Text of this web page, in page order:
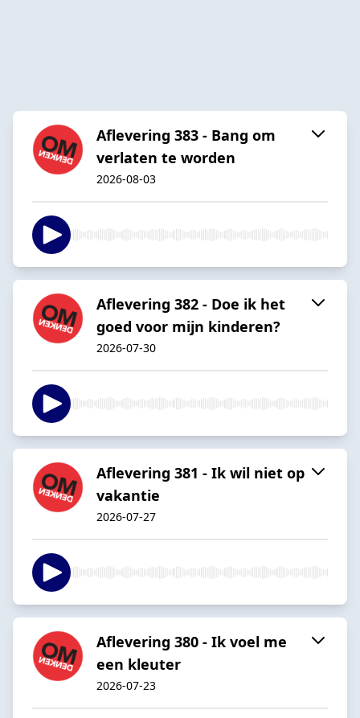
Aflevering 383 - Bang om
verlaten te worden
2026-08-03
Aflevering 382 - Doe ik het
goed voor mijn kinderen?
2026-07-30
Aflevering 381 - Ik wil niet op
vakantie
2026-07-27
Aflevering 380 - Ik voel me
een kleuter
2026-07-23